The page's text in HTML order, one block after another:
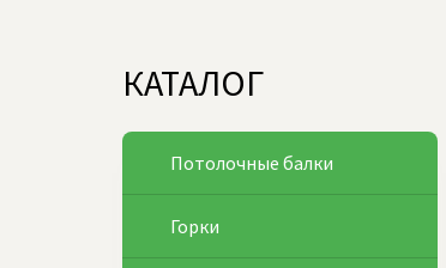
КАТАЛОГ
Потолочные балки
Горки